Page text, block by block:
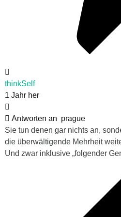
thinkSelf
1 Jahr her
Antworten an prague
Sie tun denen gar nichts an,
die überwältigende Mehrheit
Und zwar inklusive „folgender